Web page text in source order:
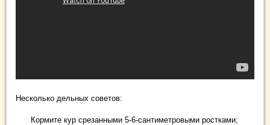
Несколько дельных советов:
Кормите кур срезанными 5-6-сантиметровыми ростками;